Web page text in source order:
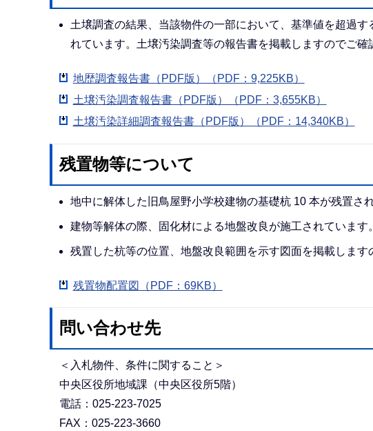
土壌調査の結果、当該物件の一部において、基準値を超過
れています。土壌汚染調査等の報告書を掲載しますのでご確
地歴調査報告書（PDF版）（PDF：9,225KB）
土壌汚染調査報告書（PDF版）（PDF：3,655KB）
土壌汚染詳細調査報告書（PDF版）（PDF：14,340KB）
残置物等について
地中に解体した旧鳥屋野小学校建物の基礎杭 10 本が残置さ
建物等解体の際、固化材による地盤改良が施工されています。
残置した杭等の位置、地盤改良範囲を示す図面を掲載します
残置物配置図（PDF：69KB）
問い合わせ先
＜入札物件、条件に関すること＞
中央区役所地域課（中央区役所5階）
電話：025-223-7025
FAX：025-223-3660